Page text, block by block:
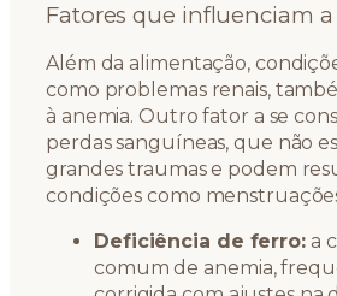
Fatores que influenciam
Além da alimentação,
como problemas renais,
à anemia. Outro fator a se
perdas sanguíneas, que não
grandes traumas e podem
condições como
Deficiência de ferro:a
comum de anemia,